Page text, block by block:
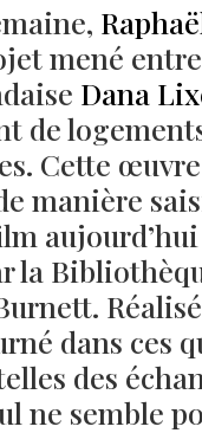
mené entre
Dana
de
Cette
manière
la
dans ces
des
ne semble